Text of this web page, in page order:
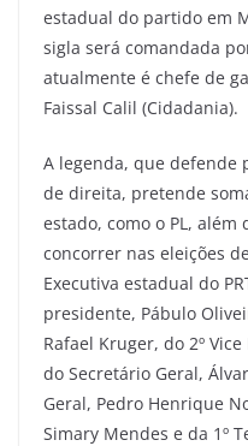
estadual do partido em
sigla será comandada
atualmente é chefe de
Faissal Calil (Cidadania).
A legenda, que defende
de direita, pretende
estado, como o PL,
concorrer nas eleições
Executiva estadual do
presidente, Pábulo
Rafael Kruger, do 2º
do Secretário Geral,
Geral, Pedro Henrique
Simary Mendes e da 1º